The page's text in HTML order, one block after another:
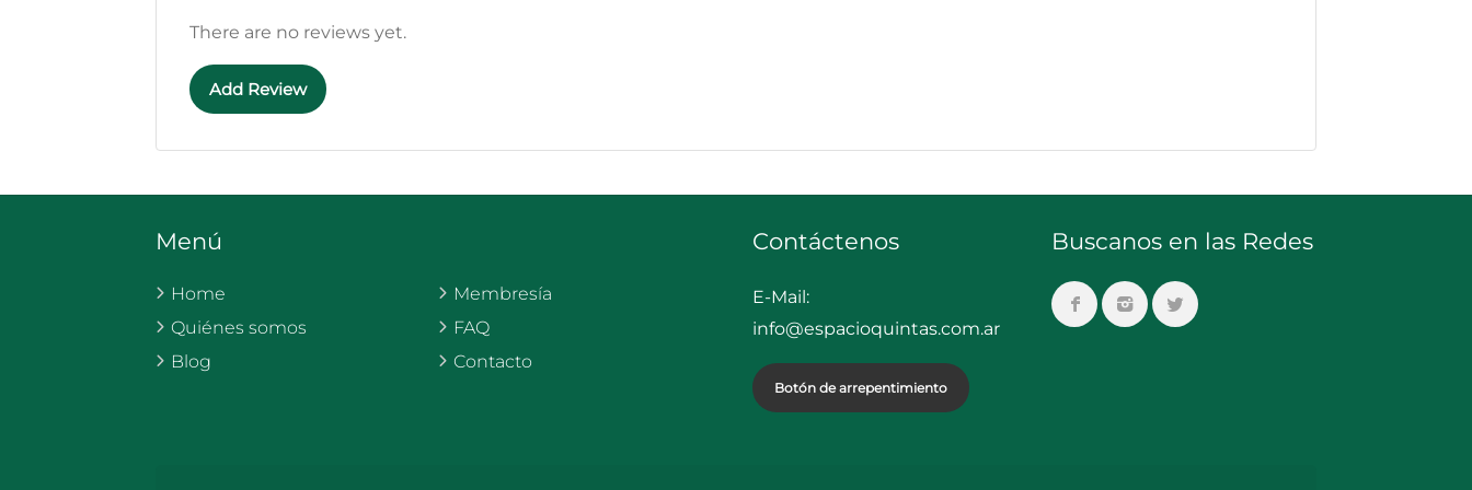
There are no reviews yet.
Add Review
Menú
Home
Quiénes somos
Blog
Membresía
FAQ
Contacto
Contáctenos
E-Mail:
info@espacioquintas.com.ar
Botón de arrepentimiento
Buscanos en las Redes